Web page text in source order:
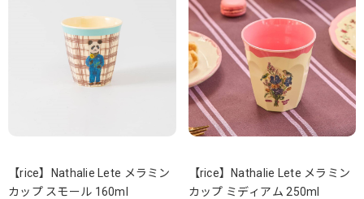
【rice】Nathalie Lete メラミン
カップ スモール 160ml
【rice】Nathalie Lete メラミン
カップ ミディアム 250ml